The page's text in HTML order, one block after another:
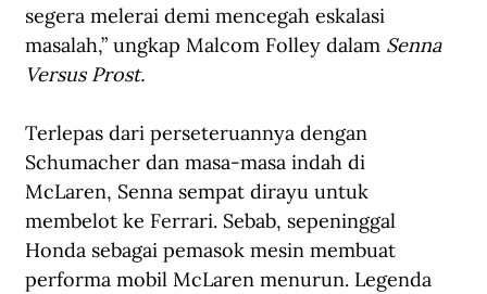
segera melerai demi mencegah eskalasi
masalah,” ungkap Malcom Folley dalam Senna
Versus Prost.
Terlepas dari perseteruannya dengan
Schumacher dan masa-masa indah di
McLaren, Senna sempat dirayu untuk
membelot ke Ferrari. Sebab, sepeninggal
Honda sebagai pemasok mesin membuat
performa mobil McLaren menurun. Legenda